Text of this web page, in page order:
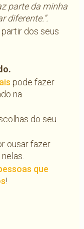
parte da minha
diferente.”.
dos seus
pode fazer
na
do seu
ousar fazer
que
!